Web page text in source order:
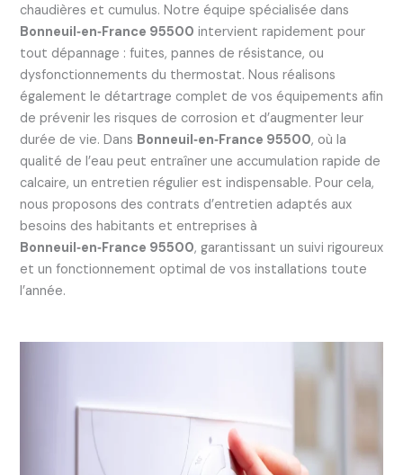
chaudières et cumulus. Notre équipe spécialisée dans
Bonneuil‑en‑France 95500 intervient rapidement pour
tout dépannage : fuites, pannes de résistance, ou
dysfonctionnements du thermostat. Nous réalisons
également le détartrage complet de vos équipements afin
de prévenir les risques de corrosion et d’augmenter leur
durée de vie. Dans Bonneuil‑en‑France 95500, où la
qualité de l’eau peut entraîner une accumulation rapide de
calcaire, un entretien régulier est indispensable. Pour cela,
nous proposons des contrats d’entretien adaptés aux
besoins des habitants et entreprises à
Bonneuil‑en‑France 95500, garantissant un suivi rigoureux
et un fonctionnement optimal de vos installations toute
l’année.